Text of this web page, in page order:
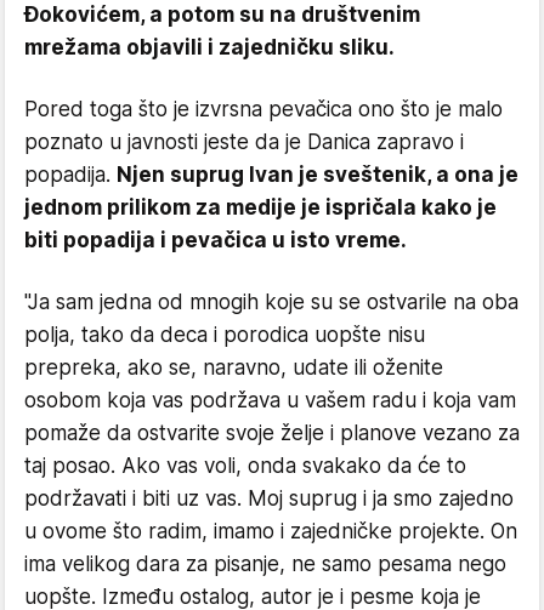
Đokovićem, a potom su na društvenim
mrežama objavili i zajedničku sliku.
Pored toga što je izvrsna pevačica ono što je malo
poznato u javnosti jeste da je Danica zapravo i
popadija. Njen suprug Ivan je sveštenik, a ona je
jednom prilikom za medije je ispričala kako je
biti popadija i pevačica u isto vreme.
"Ja sam jedna od mnogih koje su se ostvarile na oba
polja, tako da deca i porodica uopšte nisu
prepreka, ako se, naravno, udate ili oženite
osobom koja vas podržava u vašem radu i koja vam
pomaže da ostvarite svoje želje i planove vezano za
taj posao. Ako vas voli, onda svakako da će to
podržavati i biti uz vas. Moj suprug i ja smo zajedno
u ovome što radim, imamo i zajedničke projekte. On
ima velikog dara za pisanje, ne samo pesama nego
uopšte. Između ostalog, autor je i pesme koja je